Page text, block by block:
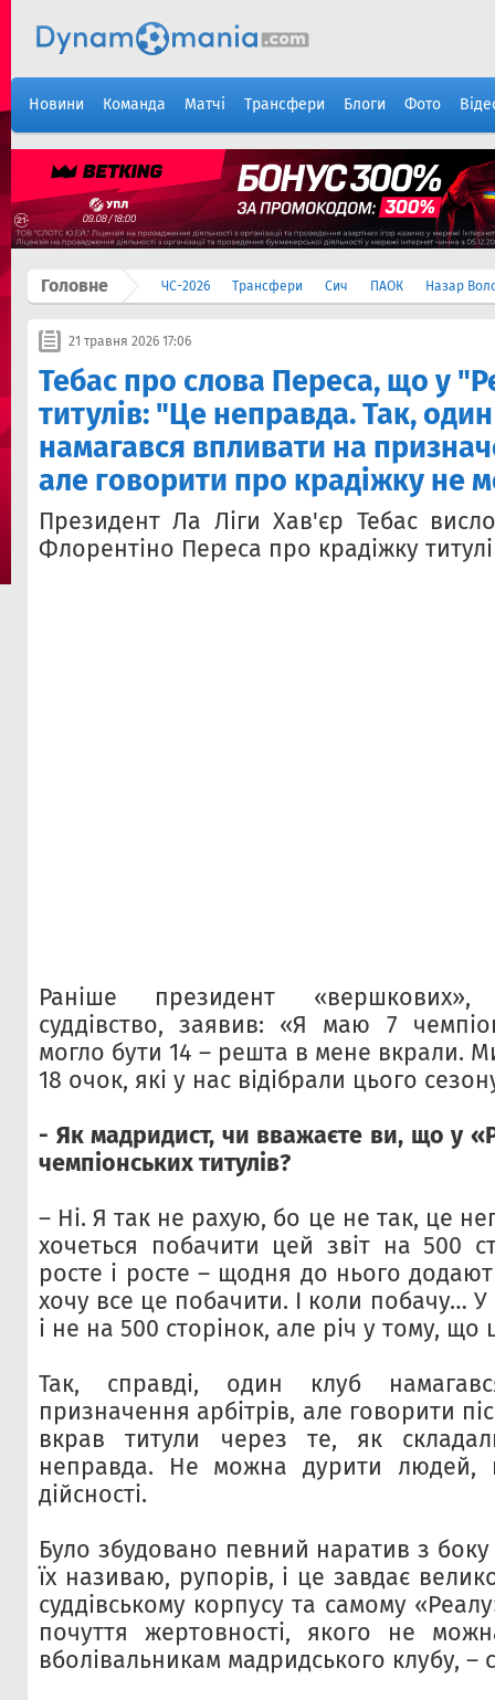
Новини Команда Матчі Трансфери Блоги Фото
Головне ЧС-2026 Трансфери Сич ПАОК Назар
21 травня 2026 17:06
Тебас про слова Переса, що у
титулів: "Це неправда. Так,
намагався впливати на
але говорити про крадіжку не
Президент Ла Ліги Хав'єр Тебас
Флорентіно Переса про крадіжку
Раніше президент
суддівство, заявив: «Я маю 7
могло бути 14 – решта в мене вкрали.
18 очок, які у нас відібрали цього
- Як мадридист, чи вважаєте ви, що у
чемпіонських титулів?
– Ні. Я так не рахую, бо це не так, це
хочеться побачити цей звіт на 500
росте і росте – щодня до нього
хочу все це побачити. І коли побачу… У
і не на 500 сторінок, але річ у тому, що
Так, справді, один клуб
призначення арбітрів, але говорити
вкрав титули через те, як
неправда. Не можна дурити людей,
дійсності.
Було збудовано певний наратив з боку
їх називаю, рупорів, і це завдає
суддівському корпусу та самому
почуття жертовності, якого не
вболівальникам мадридського клубу, –